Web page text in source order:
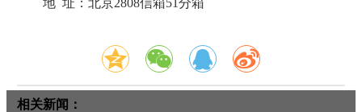
地 址：北京2808信箱51分箱
相关新闻：